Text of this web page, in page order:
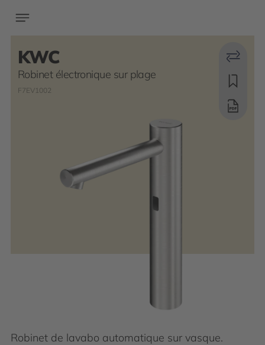
KWC
Robinet électronique sur plage
F7EV1002
Robinet de lavabo automatique sur vasque.